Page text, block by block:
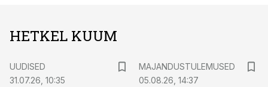
HETKEL KUUM
UUDISED
31.07.26, 10:35
MAJANDUSTULEMUSED
05.08.26, 14:37